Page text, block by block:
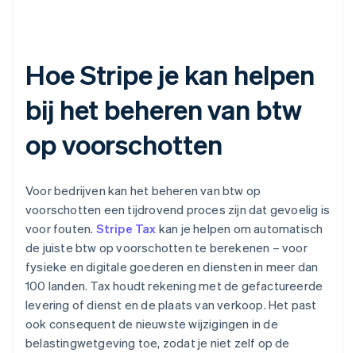
Hoe Stripe je kan helpen
bij het beheren van btw
op voorschotten
Voor bedrijven kan het beheren van btw op
voorschotten een tijdrovend proces zijn dat gevoelig is
voor fouten. Stripe Tax kan je helpen om automatisch
de juiste btw op voorschotten te berekenen – voor
fysieke en digitale goederen en diensten in meer dan
100 landen. Tax houdt rekening met de gefactureerde
levering of dienst en de plaats van verkoop. Het past
ook consequent de nieuwste wijzigingen in de
belastingwetgeving toe, zodat je niet zelf op de